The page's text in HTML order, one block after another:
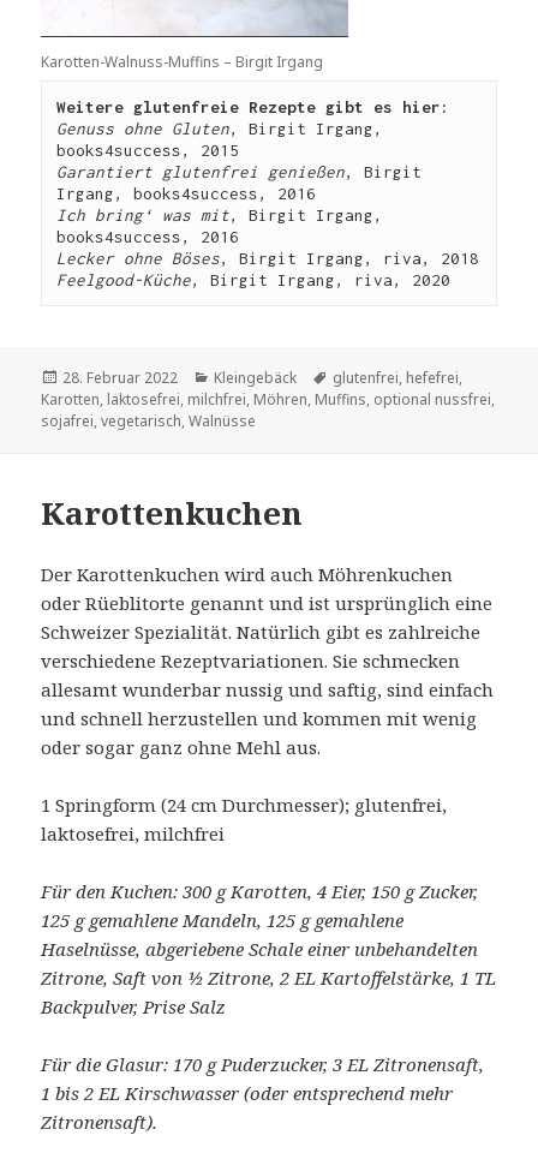
Karotten-Walnuss-Muffins – Birgit Irgang
Weitere glutenfreie Rezepte gibt es hier:
Genuss ohne Gluten, Birgit Irgang,
Garantiert glutenfrei genießen, Birgit
Ich bring‘ was mit, Birgit Irgang,
Lecker ohne Böses
Feelgood-Küche
Veröffentlicht
am
28. Februar 2022 Kategorien
Kleingebäck Schlagwörter
glutenfrei, hefefrei,
Karotten, laktosefrei, milchfrei, Möhren, Muffins, optional nussfrei,
sojafrei,vegetarisch,Walnüsse
Karottenkuchen
Der Karottenkuchen wird auch Möhrenkuchen
oder Rüeblitorte genannt und ist ursprünglich eine
Schweizer Spezialität. Natürlich gibt es zahlreiche
verschiedene Rezeptvariationen. Sie schmecken
allesamt wunderbar nussig und saftig, sind einfach
und schnell herzustellen und kommen mit wenig
oder sogar ganz ohne Mehl aus.
1 Springform (24 cm Durchmesser); glutenfrei,
laktosefrei, milchfrei
Für den Kuchen: 300 g Karotten, 4 Eier, 150 g Zucker,
125 g gemahlene Mandeln, 125 g gemahlene
Haselnüsse, abgeriebene Schale einer unbehandelten
Zitrone, Saft von ½ Zitrone, 2 EL Kartoffelstärke, 1 TL
Backpulver, Prise Salz
Für die Glasur: 170 g Puderzucker, 3 EL Zitronensaft,
1 bis 2 EL Kirschwasser (oder entsprechend mehr
Zitronensaft).